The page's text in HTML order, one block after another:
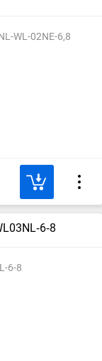
WL-02NE-6,8
6-8